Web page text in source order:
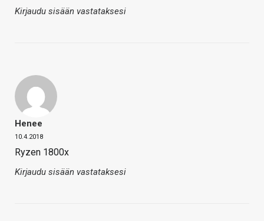
Kirjaudu sisään vastataksesi
Henee
10.4.2018
Ryzen 1800x
Kirjaudu sisään vastataksesi